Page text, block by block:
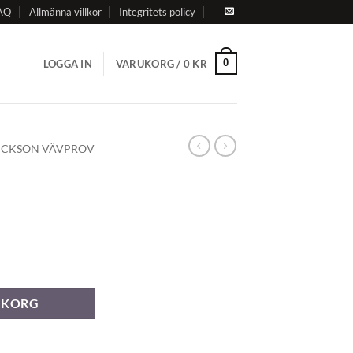
Allmänna villkor Integritets policy
LOGGA IN VARUKORG / 0 KR 0
VÄVPROV